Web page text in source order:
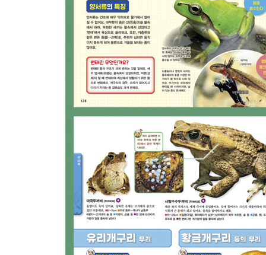
아시아파이프뱀 무리 124
파이프뱀 무리 124
난쟁이왕뱀 무리 125
장님뱀 등의 무리 125
투아타라 무리 / 투아타라의 몸 구조 126
양서류
양서류는 어떤 생물일까? 128